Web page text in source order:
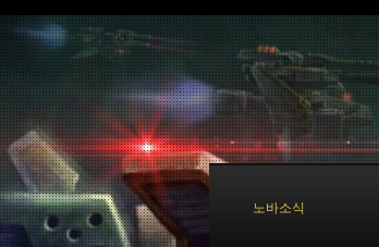
노바소식
Sketchbook5, 스케치북5